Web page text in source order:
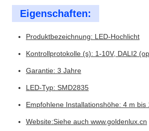
Eigenschaften:
Produktbezeichnung: LED-Hochlicht
Kontrollprotokolle (s): 1-10V, DALI2
Garantie: 3 Jahre
LED-Typ: SMD2835
Empfohlene Installationshöhe: 4 m bis
Website:Siehe auch www.goldenlux.cn